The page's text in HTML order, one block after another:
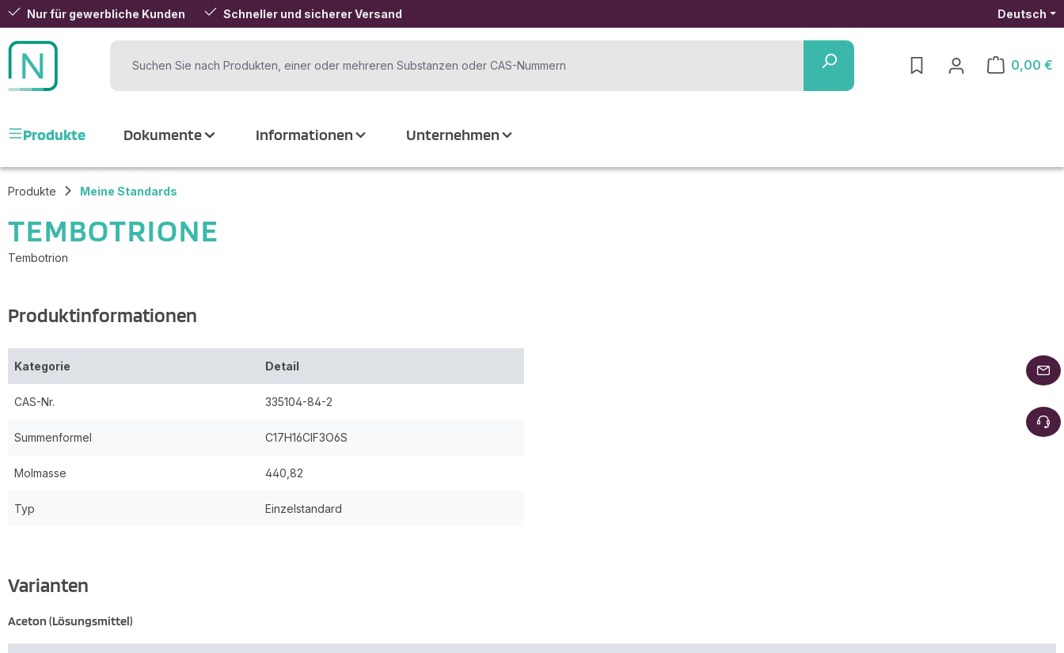
Hauptinhalt springen
Zur Suche springen
Zur Hauptnavigation springen
Nur für gewerbliche Kunden Schneller und sicherer Versand Deutsch
0,00 €
Warenkorb
Produkte Dokumente Informationen Unternehmen
Produkte Meine Standards
TEMBOTRIONE
Tembotrion
Produktinformationen
Kategorie Detail
CAS-Nr. 335104-84-2
Summenformel C17H16ClF3O6S
Molmasse 440,82
Typ Einzelstandard
Varianten
Aceton (Lösungsmittel)